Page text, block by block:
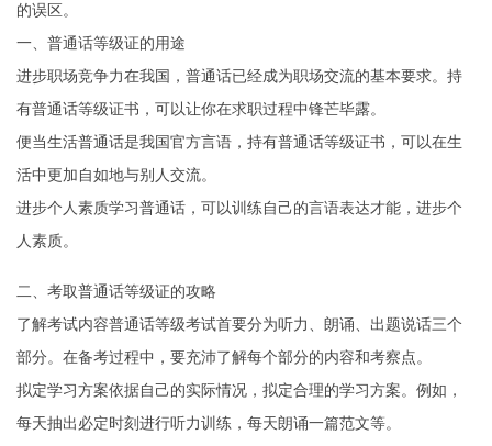
的误区。
一、普通话等级证的用途
进步职场竞争力在我国，普通话已经成为职场交流的基本要求。持
有普通话等级证书，可以让你在求职过程中锋芒毕露。
便当生活普通话是我国官方言语，持有普通话等级证书，可以在生
活中更加自如地与别人交流。
进步个人素质学习普通话，可以训练自己的言语表达才能，进步个
人素质。
二、考取普通话等级证的攻略
了解考试内容普通话等级考试首要分为听力、朗诵、出题说话三个
部分。在备考过程中，要充沛了解每个部分的内容和考察点。
拟定学习方案依据自己的实际情况，拟定合理的学习方案。例如，
每天抽出必定时刻进行听力训练，每天朗诵一篇范文等。